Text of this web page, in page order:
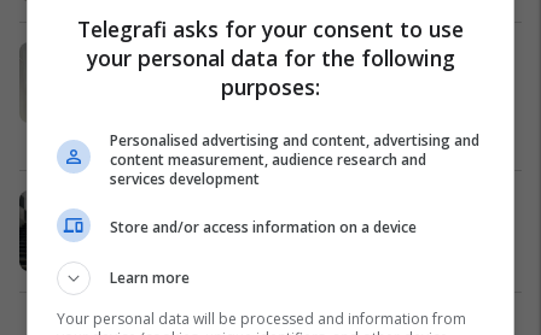
Feng shui për shkallët – këtë gabim
assesi nuk duhet të bëni, ndikon
Këshilla dhe ide 13/03/2022
ëndrra?
Telegrafi asks for your consent to use
your personal data for the following
purposes:
Personalised advertising and content, advertising and
content measurement, audience research and
services development
Store and/or access information on a device
Learn more
Your personal data will be processed and information from